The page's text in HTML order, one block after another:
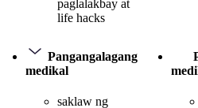
paglalakbay at
life hacks
Pangangalagang
medikal
saklaw ng